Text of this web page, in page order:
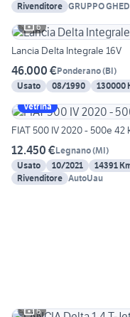
Rivenditore GRUPPO
6
Lancia Delta Integrale 16V
46.000 €Ponderano(BI)
Usato
08/1990
130000
Vetrina
FIAT 500 IV 2020 - 500e 42
12.450 €Legnano(MI)
Usato
10/2021 14391
Rivenditore AutoUau
6